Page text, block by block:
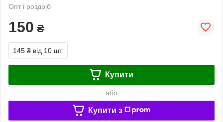
Опт і роздріб
150 ₴
145 ₴ від 10 шт.
Купити
або
Купити з